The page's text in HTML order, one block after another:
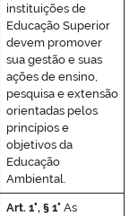
instituições de
Educação Superior
devem promover
sua gestão e suas
ações de ensino,
pesquisa e extensão
orientadas pelos
princípios e
objetivos da
Educação
Ambiental.
Art. 1°, § 1°As